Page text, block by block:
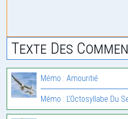
Texte Des
Mémo : Amouritié
Mémo : L’Octosyllabe Du